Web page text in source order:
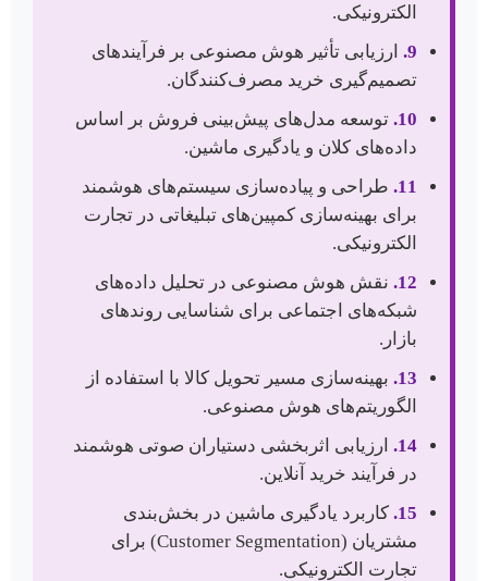
الکترونیکی.
9.
ارزیابی تأثیر هوش مصنوعی بر فرآیندهای
تصمیم‌گیری خرید مصرف‌کنندگان.
10. توسعه مدل‌های پیش‌بینی فروش بر اساس
داده‌های کلان و یادگیری ماشین.
11. طراحی و پیاده‌سازی سیستم‌های هوشمند
برای بهینه‌سازی کمپین‌های تبلیغاتی در تجارت
الکترونیکی.
12. نقش هوش مصنوعی در تحلیل داده‌های
شبکه‌های اجتماعی برای شناسایی روندهای
بازار.
13. بهینه‌سازی مسیر تحویل کالا با استفاده از
الگوریتم‌های هوش مصنوعی.
14.
ارزیابی اثربخشی دستیاران صوتی هوشمند
در فرآیند خرید آنلاین.
15. کاربرد یادگیری ماشین در بخش‌بندی
مشتریان (Customer Segmentation) برای
تجارت الکترونیکی.